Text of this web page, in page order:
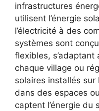
infrastructures
utilisent l’énergie
l’électricité à des
systèmes sont
flexibles,
chaque village ou
solaires installés
dans​ des espaces
captent l’énergie du